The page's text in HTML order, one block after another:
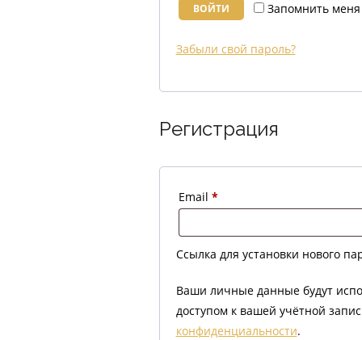
Запомнить меня
ВОЙТИ
Забыли свой пароль?
Регистрация
Email *
Ссылка для установки нового
Ваши личные данные будут
доступом к вашей учётной
конфиденциальности.